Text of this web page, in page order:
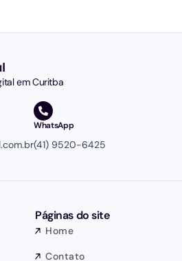
em Curitba
WhatsApp
(41) 9520-6425
Páginas do site
Home
Contato